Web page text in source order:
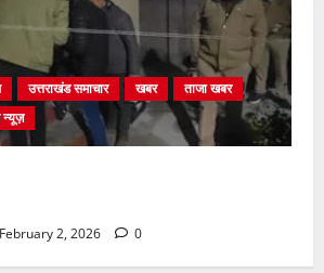
उत्तराखंड समाचार खबर
ताजा खबर
न्यूज़
February 2, 2026 0